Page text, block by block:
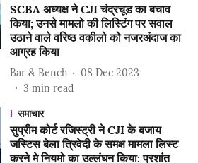
SCBA अध्यक्ष ने CJI चंद्रचूड का बचाव
किया; उनसे मामलो की लिस्टिंग पर सवाल
उठाने वाले वरिष्ठ वकीलो को नजरअंदाज का
आग्रह किया
Bar & Bench
08 Dec 2023
3 min read
समाचार
सुप्रीम कोर्ट रजिस्ट्री ने CJI के बजाय
जस्टिस बेला त्रिवेदी के समक्ष मामला लिस्ट
करने मे नियमो का उल्लंघन किया: प्रशांत